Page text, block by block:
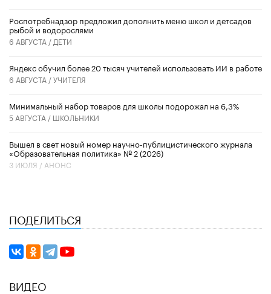
Роспотребнадзор предложил дополнить меню школ и детсадов
рыбой и водорослями
6 АВГУСТА / ДЕТИ
​Яндекс обучил более 20 тысяч учителей использовать ИИ в работе
6 АВГУСТА /УЧИТЕЛЯ
Минимальный набор товаров для школы подорожал на 6,3%
5 АВГУСТА / ШКОЛЬНИКИ
Вышел в свет новый номер научно-публицистического журнала
«Образовательная политика» № 2 (2026)
3 ИЮЛЯ / АНОНС
ПОДЕЛИТЬСЯ
ВИДЕО